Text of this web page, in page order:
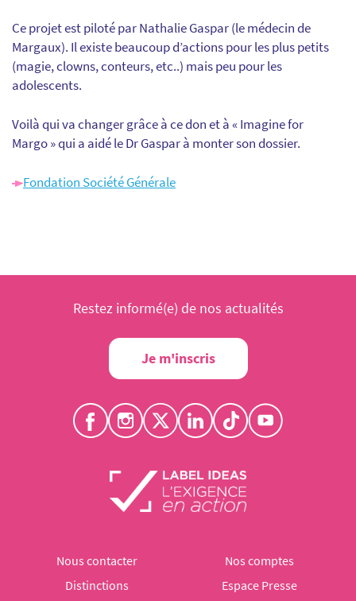
Ce projet est piloté par Nathalie Gaspar (le médecin de
Margaux). Il existe beaucoup d’actions pour les plus petits
(magie, clowns, conteurs, etc..) mais peu pour les
adolescents.
Voilà qui va changer grâce à ce don et à « Imagine for
Margo » qui a aidé le Dr Gaspar à monter son dossier.
Fondation Société Générale
Restez informé(e) de nos actualités
Je m'inscris
Nous contacter
Nos comptes
Distinctions
Espace Presse